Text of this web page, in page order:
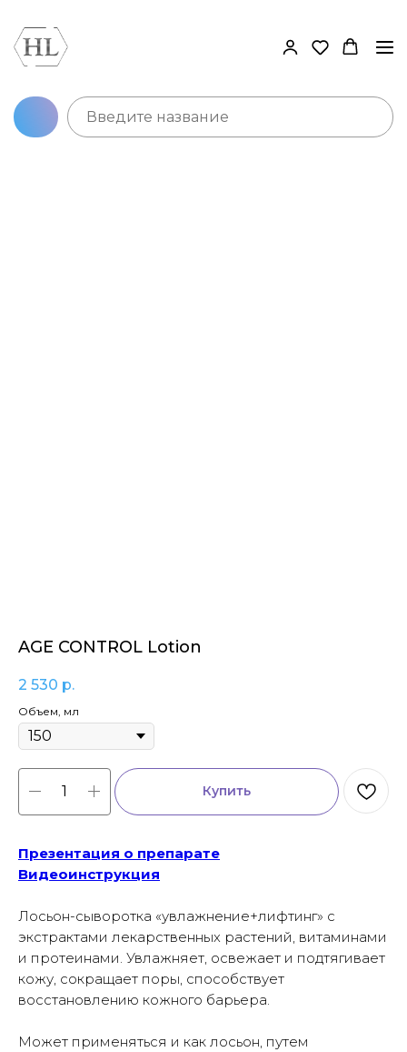
AGE CONTROL Lotion
2 530 р.
Объем, мл
Купить
Презентация о препарате
Видеоинструкция
Лосьон-сыворотка «увлажнение+лифтинг» с
экстрактами лекарственных растений, витаминами
и протеинами. Увлажняет, освежает и подтягивает
кожу, сокращает поры, способствует
восстановлению кожного барьера.
Может применяться и как лосьон, путем